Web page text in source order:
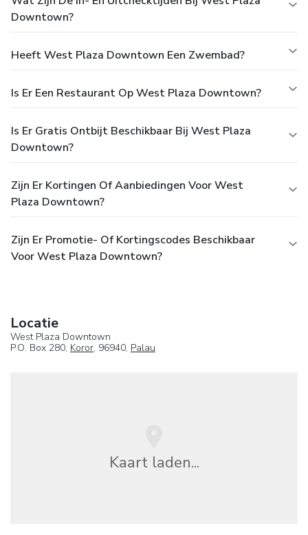
Downtown?
Heeft West Plaza Downtown Een Zwembad?
Is Er Een Restaurant Op West Plaza Downtown?
Is Er Gratis Ontbijt Beschikbaar Bij West Plaza
Downtown?
Zijn Er Kortingen Of Aanbiedingen Voor West
Plaza Downtown?
Zijn Er Promotie- Of Kortingscodes Beschikbaar
Voor West Plaza Downtown?
Locatie
West Plaza Downtown
P.O. Box 280, Koror, 96940, Palau
Kaart laden...